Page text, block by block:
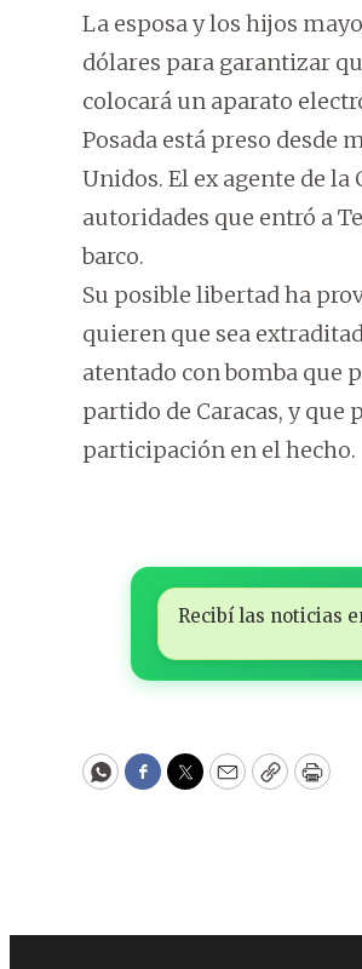
La esposa y los hijos
dólares para garantizar
colocará un aparato
Posada está preso desde
Unidos. El ex agente de
autoridades que entró a
barco.
Su posible libertad ha
quieren que sea
atentado con bomba que
partido de Caracas, y que
participación en el hecho.
Recibí las noticias
WhatsApp
Facebook
Twitter
EmailCopyPrint